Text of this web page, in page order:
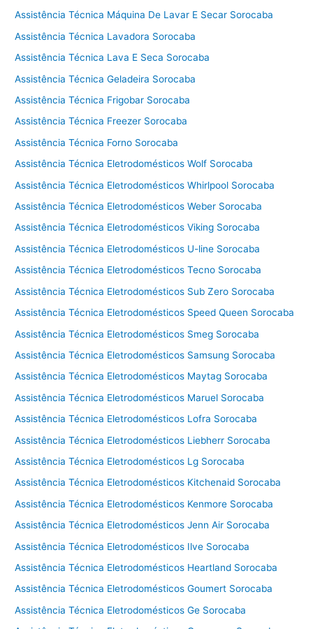
n
i
a
B
o
c
h
o
t
Assistência Técnica Máquina De Lavar E Secar Sorocaba
Assistência Técnica Lavadora Sorocaba
Assistência Técnica Lava E Seca Sorocaba
Assistência Técnica Geladeira Sorocaba
Assistência Técnica Frigobar Sorocaba
Assistência Técnica Freezer Sorocaba
Assistência Técnica Forno Sorocaba
Assistência Técnica Eletrodomésticos Wolf Sorocaba
Assistência Técnica Eletrodomésticos Whirlpool Sorocaba
Assistência Técnica Eletrodomésticos Weber Sorocaba
Assistência Técnica Eletrodomésticos Viking Sorocaba
Assistência Técnica Eletrodomésticos U-line Sorocaba
Assistência Técnica Eletrodomésticos Tecno Sorocaba
Assistência Técnica Eletrodomésticos Sub Zero Sorocaba
Assistência Técnica Eletrodomésticos Speed Queen Sorocaba
Assistência Técnica Eletrodomésticos Smeg Sorocaba
Assistência Técnica Eletrodomésticos Samsung Sorocaba
Assistência Técnica Eletrodomésticos Maytag Sorocaba
Assistência Técnica Eletrodomésticos Maruel Sorocaba
Assistência Técnica Eletrodomésticos Lofra Sorocaba
Assistência Técnica Eletrodomésticos Liebherr Sorocaba
Assistência Técnica Eletrodomésticos Lg Sorocaba
Assistência Técnica Eletrodomésticos Kitchenaid Sorocaba
Assistência Técnica Eletrodomésticos Kenmore Sorocaba
Assistência Técnica Eletrodomésticos Jenn Air Sorocaba
Assistência Técnica Eletrodomésticos Ilve Sorocaba
Assistência Técnica Eletrodomésticos Heartland Sorocaba
Assistência Técnica Eletrodomésticos Goumert Sorocaba
Assistência Técnica Eletrodomésticos Ge Sorocaba